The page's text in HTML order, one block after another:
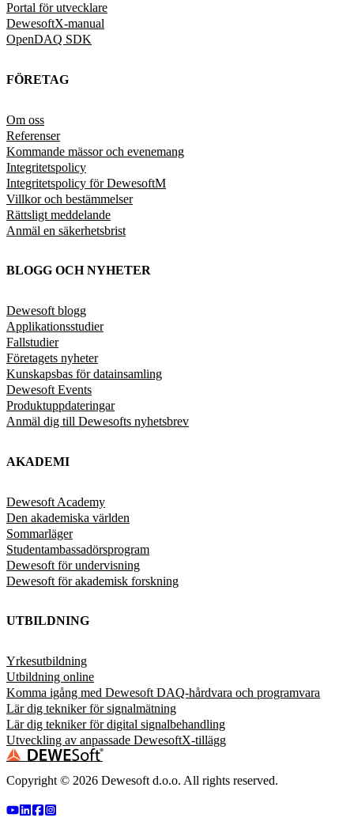
Portal för utvecklare
DewesoftX-manual
OpenDAQ SDK
FÖRETAG
Om oss
Referenser
Kommande mässor och evenemang
Integritetspolicy
Integritetspolicy för DewesoftM
Villkor och bestämmelser
Rättsligt meddelande
Anmäl en säkerhetsbrist
BLOGG OCH NYHETER
Dewesoft blogg
Applikationsstudier
Fallstudier
Företagets nyheter
Kunskapsbas för datainsamling
Dewesoft Events
Produktuppdateringar
Anmäl dig till Dewesofts nyhetsbrev
AKADEMI
Dewesoft Academy
Den akademiska världen
Sommarläger
Studentambassadörsprogram
Dewesoft för undervisning
Dewesoft för akademisk forskning
UTBILDNING
Yrkesutbildning
Utbildning online
Komma igång med Dewesoft DAQ-hårdvara och programvara
Lär dig tekniker för signalmätning
Lär dig tekniker för digital signalbehandling
Utveckling av anpassade DewesoftX-tillägg
Copyright © 2026 Dewesoft d.o.o. All rights reserved.